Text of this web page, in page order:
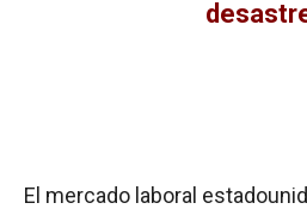
El mercado laboral